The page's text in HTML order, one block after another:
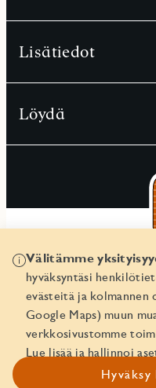
Välitämme
hyväksyntäsi
evästeitä ja kolmannen
Google Maps) muun
verkkosivustomme
Lue lisää ja hallinnoi
Lisätiedot
Löydä
© JM